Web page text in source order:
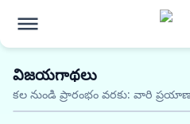
వినూత్న ఫైనాన్సింగ్
మొబిలిటీ పరిశ్రమలు
విజయగాథలు
కల నుండి ప్రారంభం వరకు: వారి